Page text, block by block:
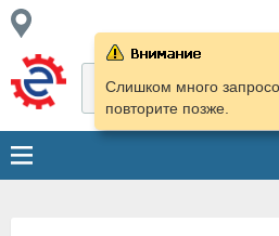
Слишком много
повторите позже.